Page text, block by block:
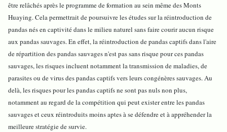
être relâchés après le programme de formation au sein même des Monts
Huaying. Cela permettrait de poursuivre les études sur la réintroduction de
pandas nés en captivité dans le milieu naturel sans faire courir aucun risque
aux pandas sauvages. En effet, la réintroduction de pandas captifs dans l'aire
de répartition des pandas sauvages n'est pas sans risque pour ces pandas
sauvages, les risques incluent notamment la transmission de maladies, de
parasites ou de virus des pandas captifs vers leurs congénères sauvages. Au
delà, les risques pour les pandas captifs ne sont pas nuls non plus,
notamment au regard de la compétition qui peut exister entre les pandas
sauvages et ceux réintroduits moins aptes à se défendre et à appréhender la
meilleure stratégie de survie.